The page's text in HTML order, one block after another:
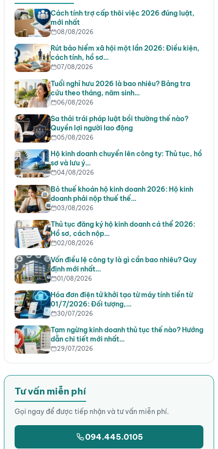
Cách tính trợ cấp thôi việc 2026 đúng luật,
mới nhất
08/08/2026
Rút bảo hiểm xã hội một lần 2026: Điều kiện,
cách tính, hồ sơ…
07/08/2026
Tuổi nghỉ hưu 2026 là bao nhiêu? Bảng tra
cứu theo tháng, năm sinh…
06/08/2026
Sa thải trái pháp luật bồi thường thế nào?
Quyền lợi người lao động
05/08/2026
Hộ kinh doanh chuyển lên công ty: Thủ tục, hồ
sơ và lưu ý…
04/08/2026
Bỏ thuế khoán hộ kinh doanh 2026: Hộ kinh
doanh phải nộp thuế thế…
03/08/2026
Thủ tục đăng ký hộ kinh doanh cá thể 2026:
Hồ sơ, cách nộp…
02/08/2026
Vốn điều lệ công ty là gì cần bao nhiêu? Quy
định mới nhất…
01/08/2026
Hóa đơn điện tử khởi tạo từ máy tính tiền từ
01/7/2026: Đối tượng,…
30/07/2026
Tạm ngừng kinh doanh thủ tục thế nào? Hướng
dẫn chi tiết mới nhất…
29/07/2026
Tư vấn miễn phí
Gọi ngay để được tiếp nhận và tư vấn miễn phí.
094.445.0105